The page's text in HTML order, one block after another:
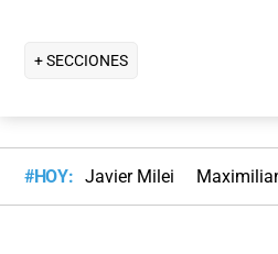
+ SECCIONES
#HOY: Javier Milei